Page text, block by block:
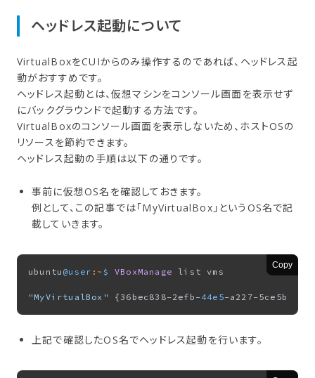
ヘッドレス起動に​ついて
VirtualBoxをCUIからのみ操作するのであれば、ヘッドレス起
動がおすすめです。
ヘッドレス起動とは、仮想マシンをコンソール画面を表示せず
にバックグラウンドで起動する方法です。
VirtualBoxのコンソール画面を表示しないため、ホストOSの
リソースを節約できます。
ヘッドレス起動の手順は以下の通りです。
事前に仮想OS名を確認しておきます。
例として、この記事では「MyVirtualBox」というOS名で記
載していきます。
Copy
ubuntu @user :~ $ VBoxManage list vms
"MyVirtualBox" {36bec838-2efb-44e5
上記で確認したOS名でヘッドレス起動を行います。